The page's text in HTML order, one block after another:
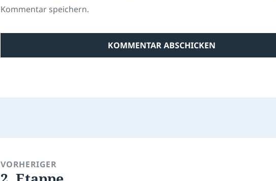
Kommentar speichern.
VORHERIGER
Vorheriger